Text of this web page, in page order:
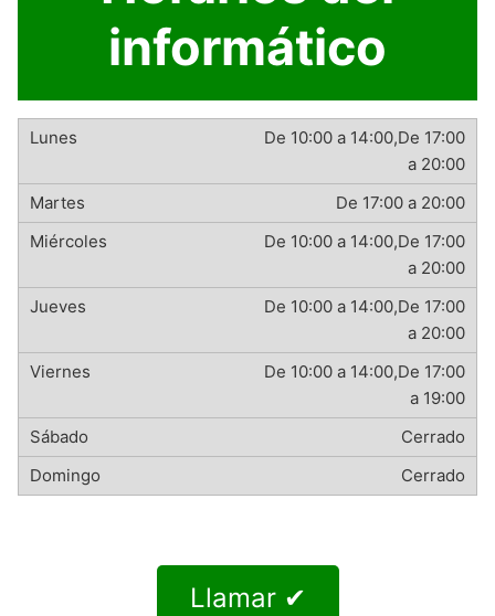
informático
De 10:00 a 14:00,De 17:00
a 20:00
De 17:00 a 20:00
De 10:00 a 14:00,De 17:00
a 20:00
De 10:00 a 14:00,De 17:00
a 20:00
De 10:00 a 14:00,De 17:00
a 19:00
Cerrado
Cerrado
Llamar ✔